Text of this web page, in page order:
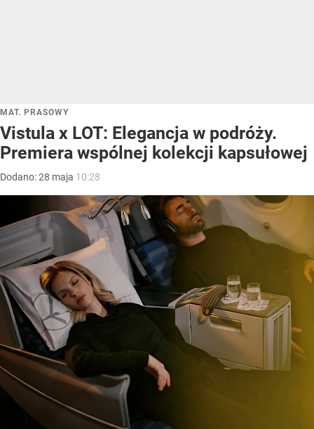
MAT. PRASOWY
Vistula x LOT: Elegancja w podróży.
Premiera wspólnej kolekcji kapsułowej
Dodano:28 maja 10:28